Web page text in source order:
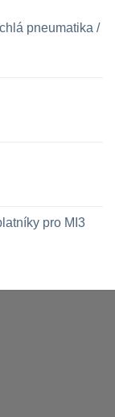
pneumatika /
pro MI3